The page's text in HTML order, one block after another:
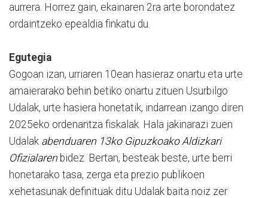
aurrera. Horrez gain, ekainaren 2ra arte borondatez
ordaintzeko epealdia finkatu du.
Egutegia
Gogoan izan, urriaren 10ean hasieraz onartu eta urte
amaierarako behin betiko onartu zituen Usurbilgo
Udalak, urte hasiera honetatik, indarrean izango diren
2025eko ordenantza fiskalak. Hala jakinarazi zuen
Udalak abenduaren 13ko Gipuzkoako Aldizkari
Ofizialaren bidez. Bertan, besteak beste, urte berri
honetarako tasa, zerga eta prezio publikoen
xehetasunak definituak ditu Udalak baita noiz zer